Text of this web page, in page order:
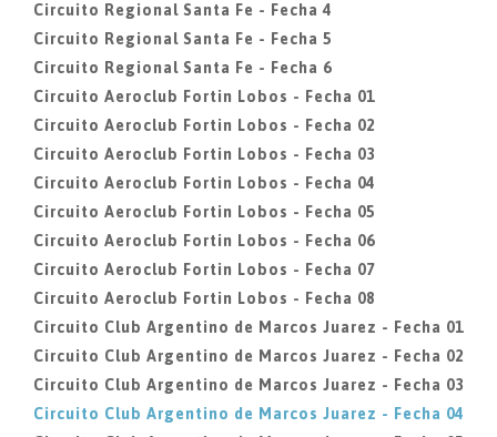
Circuito Regional Santa Fe - Fecha 4
Circuito Regional Santa Fe - Fecha 5
Circuito Regional Santa Fe - Fecha 6
Circuito Aeroclub Fortin Lobos - Fecha 01
Circuito Aeroclub Fortin Lobos - Fecha 02
Circuito Aeroclub Fortin Lobos - Fecha 03
Circuito Aeroclub Fortin Lobos - Fecha 04
Circuito Aeroclub Fortin Lobos - Fecha 05
Circuito Aeroclub Fortin Lobos - Fecha 06
Circuito Aeroclub Fortin Lobos - Fecha 07
Circuito Aeroclub Fortin Lobos - Fecha 08
Circuito Club Argentino de Marcos Juarez - Fecha 01
Circuito Club Argentino de Marcos Juarez - Fecha 02
Circuito Club Argentino de Marcos Juarez - Fecha 03
Circuito Club Argentino de Marcos Juarez - Fecha 04